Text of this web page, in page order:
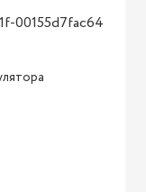
00155d7fac64